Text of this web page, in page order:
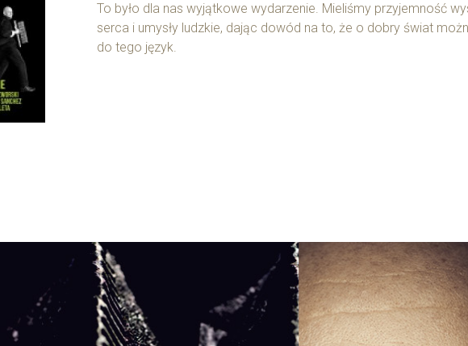
To było dla nas wyjątkowe wydarzenie. Mieliśmy przyjemność
serca i umysły ludzkie, dając dowód na to, że o dobry świat
do tego język.